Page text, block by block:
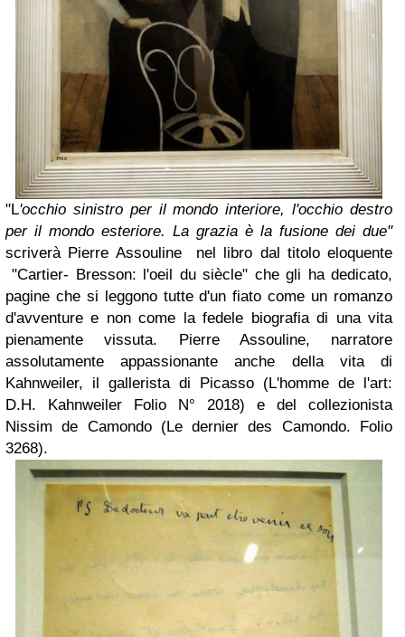
"L'occhio sinistro per il mondo interiore, l'occhio destro
per il mondo esteriore. La grazia è la fusione dei due"
scriverà Pierre Assouline nel libro dal titolo eloquente
"Cartier- Bresson: l'oeil du siècle" che gli ha dedicato,
pagine che si leggono tutte d'un fiato come un romanzo
d'avventure e non come la fedele biografia di una vita
pienamente vissuta. Pierre Assouline, narratore
assolutamente appassionante anche della vita di
Kahnweiler, il gallerista di Picasso (L'homme de l'art:
D.H. Kahnweiler Folio N° 2018) e del collezionista
Nissim de Camondo (Le dernier des Camondo. Folio
3268).